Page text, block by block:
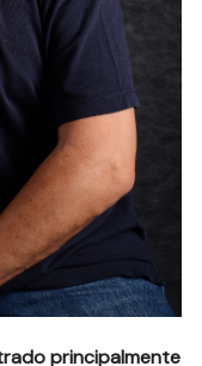
principalmente